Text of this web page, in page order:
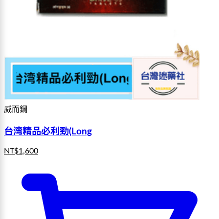
威而鋼
台湾精品必利勁(Long
NT$1,600